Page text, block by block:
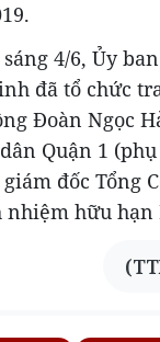
4/6, Ủy
đã tổ chức
Đoàn Ngọc
Quận 1
đốc Tổng
nhiệm hữu